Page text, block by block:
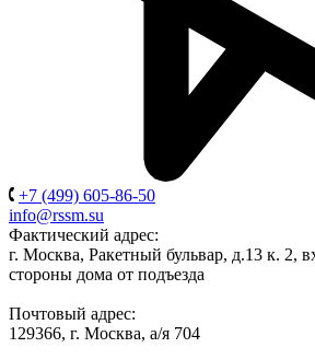
+7 (499) 605-86-50
info@rssm.su
Фактический адрес:
г. Москва, Ракетный бульвар, д.13 к. 2,
стороны дома от подъезда
Почтовый адрес:
129366, г. Москва, а/я 704